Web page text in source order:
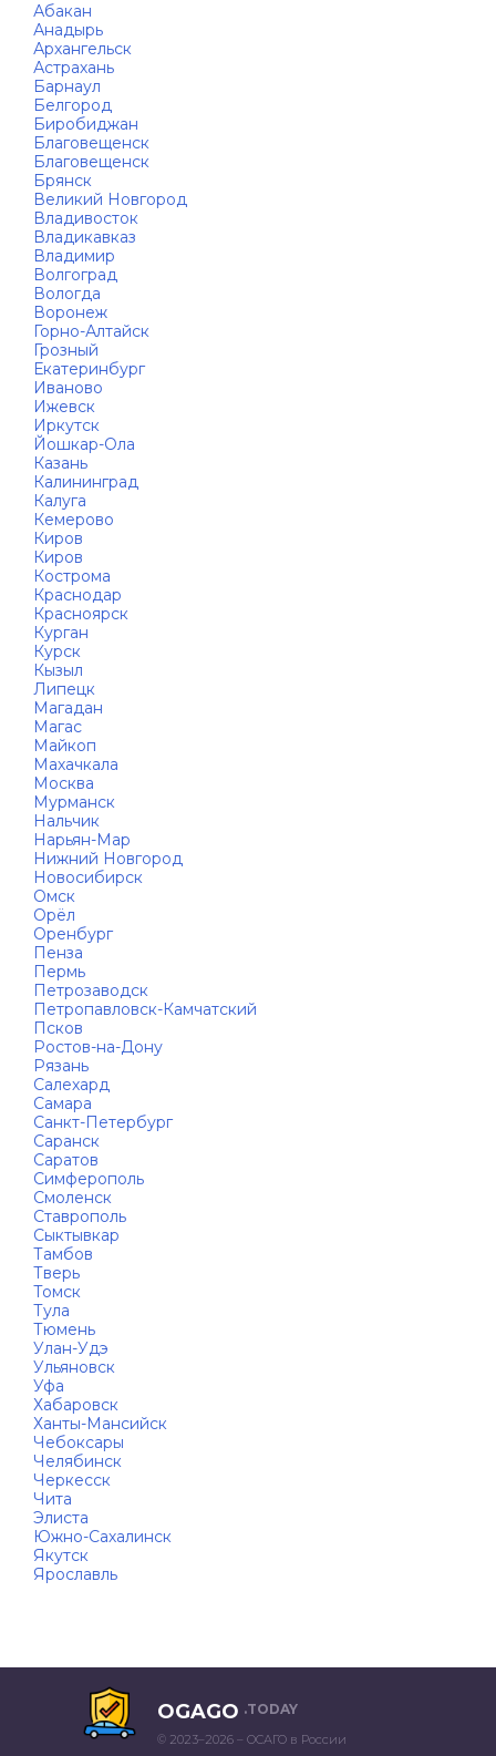
Абакан
Анадырь
Архангельск
Астрахань
Барнаул
Белгород
Биробиджан
Благовещенск
Благовещенск
Брянск
Великий Новгород
Владивосток
Владикавказ
Владимир
Волгоград
Вологда
Воронеж
Горно-Алтайск
Грозный
Екатеринбург
Иваново
Ижевск
Иркутск
Йошкар-Ола
Казань
Калининград
Калуга
Кемерово
Киров
Киров
Кострома
Краснодар
Красноярск
Курган
Курск
Кызыл
Липецк
Магадан
Магас
Майкоп
Махачкала
Москва
Мурманск
Нальчик
Нарьян-Мар
Нижний Новгород
Новосибирск
Омск
Орёл
Оренбург
Пенза
Пермь
Петрозаводск
Петропавловск-Камчатский
Псков
Ростов-на-Дону
Рязань
Салехард
Самара
Санкт-Петербург
Саранск
Саратов
Симферополь
Смоленск
Ставрополь
Сыктывкар
Тамбов
Тверь
Томск
Тула
Тюмень
Улан-Удэ
Ульяновск
Уфа
Хабаровск
Ханты-Мансийск
Чебоксары
Челябинск
Черкесск
Чита
Элиста
Южно-Сахалинск
Якутск
Ярославль
OGAGO .TODAY
© 2023–2026 – ОСАГО в России